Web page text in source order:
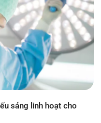
sáng linh hoạt cho